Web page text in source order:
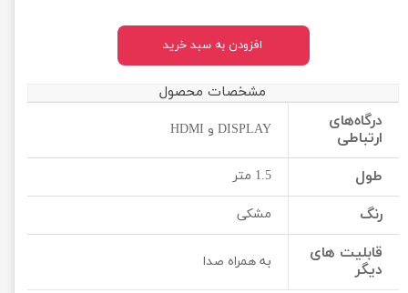
افزودن به سبد خرید
مشخصات محصول
درگاه‌های
ارتباطی
DISPLAY و HDMI
طول 1.5 متر
رنگ مشکی
قابلیت های
دیگر
به همراه صدا